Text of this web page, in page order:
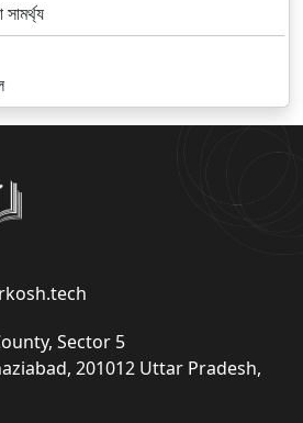
Sector 5
201012 Uttar Pradesh,